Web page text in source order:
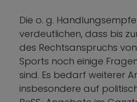
Die o. g.
verdeutlichen, dass bis
des Rechtsanspruchs
Sports noch einige
sind. Es bedarf weiterer
insbesondere auf